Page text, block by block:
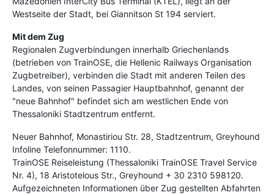
Westseite der Stadt, bei Giannitson St 194 serviert.
Mit dem Zug
Regionalen Zugverbindungen innerhalb Griechenlands
(betrieben von TrainOSE, die Hellenic Railways Organisation
Zugbetreiber), verbinden die Stadt mit anderen Teilen des
Landes, von seinen Passagier Hauptbahnhof, genannt der
"neue Bahnhof" befindet sich am westlichen Ende von
Thessaloniki Stadtzentrum entfernt.
Neuer Bahnhof, Monastiriou Str. 28, Stadtzentrum, Greyhound
Infoline Telefonnummer: 1110.
TrainOSE Reiseleistung (Thessaloniki TrainOSE Travel Service
Nr. 4), 18 Aristotelous Str., Greyhound + 30 2310 598120.
Aufgezeichneten Informationen über Zug gestellten Abfahrten